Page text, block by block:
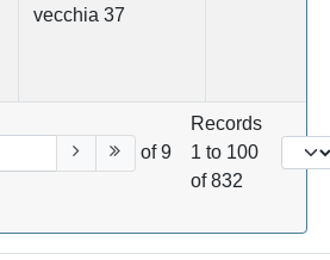
vecchia 37
of 9
Records
1 to 100
of 832